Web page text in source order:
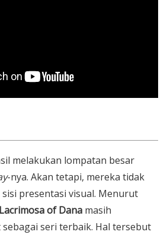
melakukan lompatan besar
-nya. Akan tetapi, mereka tidak
presentasi visual. Menurut
of Dana masih
seri terbaik. Hal tersebut